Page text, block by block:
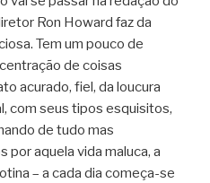
Ron Howard faz da
Tem um pouco de
de coisas
acurado, fiel, da loucura
com seus tipos esquisitos,
de tudo mas
por aquela vida maluca, a
– a cada dia começa-se